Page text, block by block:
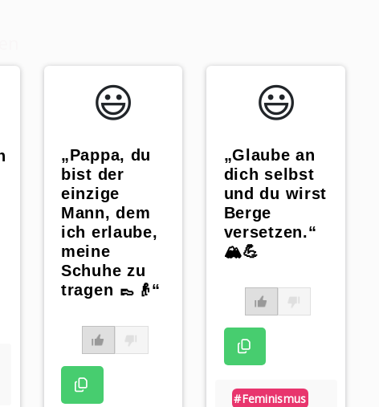
😃️
„Pappa, du
bist der
einzige
Mann, dem
ich erlaube,
meine
Schuhe zu
tragen 👞👴“
😃️
„Glaube an
dich selbst
und du wirst
Berge
versetzen.“
🏔️💪
#feminismus